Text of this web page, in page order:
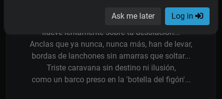
Ask me later Log in
bebe tus nostalgias en el sordo cafetín...
Llueve sobre el puerto, mientras tanto mi canción;
llueve lentamente sobre tu desolación...
Anclas que ya nunca, nunca más, han de levar,
bordas de lanchones sin amarras que soltar...
Triste caravana sin destino ni ilusión,
como un barco preso en la 'botella del figón'...